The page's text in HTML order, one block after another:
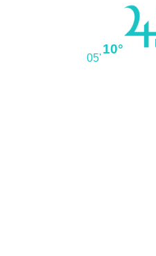
10°
05'